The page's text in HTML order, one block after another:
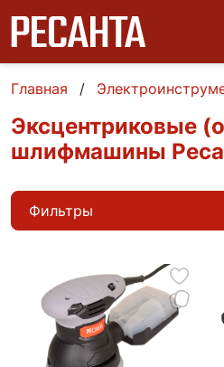
Главная
Эксцентриковые
шлифмашины
Фильтры